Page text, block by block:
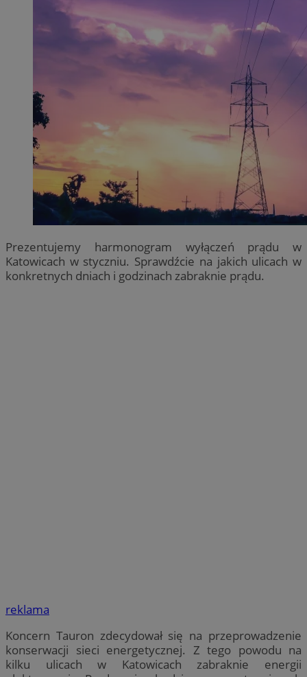
Prezentujemy harmonogram wyłączeń prądu w
Katowicach w styczniu. Sprawdźcie na jakich ulicach w
konkretnych dniach i godzinach zabraknie prądu.
reklama
Koncern Tauron zdecydował się na przeprowadzenie
konserwacji sieci energetycznej. Z tego powodu na
kilku ulicach w Katowicach zabraknie energii